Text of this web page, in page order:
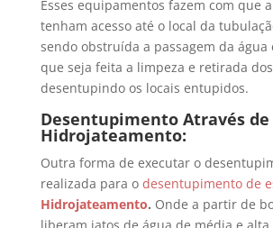
Esses equipamentos fazem com que
tenham acesso até o local da
sendo obstruída a passagem da água
que seja feita a limpeza e retirada
desentupindo os locais entupidos.
Desentupimento Através de
Hidrojateamento:
Outra forma de executar o
realizada para o desentupimento de
Hidrojateamento. Onde a partir de